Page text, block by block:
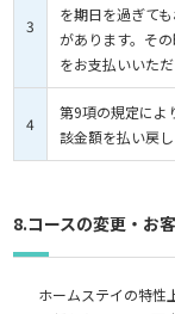
3
を期日を過ぎて
があります。そ
をお支払いいただ
4
第9項の規定によ
該金額を払い戻し
8.コースの変更・お
ホームステイの特性